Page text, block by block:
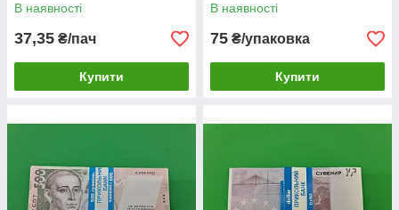
В наявності
37,35 ₴/пач
Купити
В наявності
75 ₴/упаковка
Купити